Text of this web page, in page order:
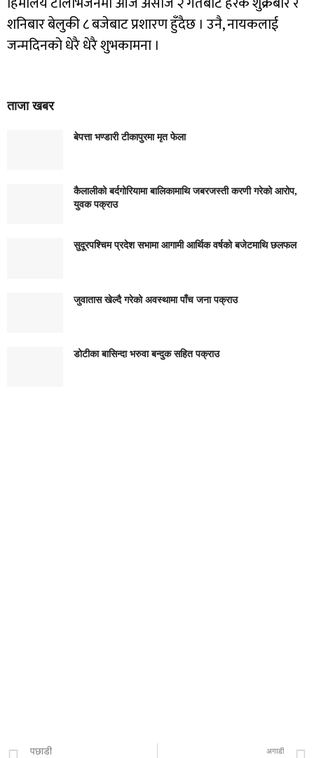
शनिबार बेलुकी ८ बजेबाट प्रशारण हुँदैछ । उनै, नायकलाई
जन्मदिनको धेरै धेरै शुभकामना ।
ताजा खबर
बेपत्ता भण्डारी टीकापुरमा मृत फेला
कैलालीको बर्दगोरियामा बालिकामाथि जबरजस्ती करणी गरेको आरोप,
युवक पक्राउ
सुदूरपश्चिम प्रदेश सभामा आगामी आर्थिक वर्षको बजेटमाथि छलफल
जुवातास खेल्दै गरेको अवस्थामा पाँच जना पक्राउ
डोटीका बासिन्दा भरुवा बन्दुक सहित पक्राउ
पछाडी अगाडी